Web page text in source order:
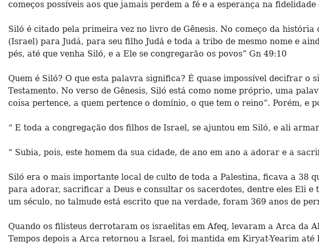
começos possíveis aos que jamais perdem a fé e a esperança na fidelidade
Siló é citado pela primeira vez no livro de Gênesis. No começo da
(Israel) para Judá, para seu filho Judá e toda a tribo de mesmo nome e
pés, até que venha Siló, e a Ele se congregarão os povos” Gn 49:10
Quem é Siló? O que esta palavra significa? É quase impossível decifrar
Testamento. No verso de Gênesis, Siló está como nome próprio, uma
coisa pertence, a quem pertence o domínio, o que tem o reino”. Porém,
“ E toda a congregação dos filhos de Israel, se ajuntou em Siló, e ali
“ Subia, pois, este homem da sua cidade, de ano em ano a adorar e a
Siló era o mais importante local de culto de toda a Palestina, ficava a 38
para adorar, sacrificar a Deus e consultar os sacerdotes, dentre eles Eli
um século, no talmude está escrito que na verdade, foram 369 anos de
Quando os filisteus derrotaram os israelitas em Afeq, levaram a Arca da
Tempos depois a Arca retornou a Israel, foi mantida em Kiryat-Yearim